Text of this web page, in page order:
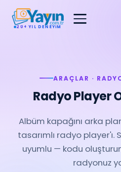
20+ YIL DENEYIM
ARAÇLAR ·
Radyo Player
Albüm kapağını arka
tasarımlı radyo
uyumlu — kodu
radyonuz